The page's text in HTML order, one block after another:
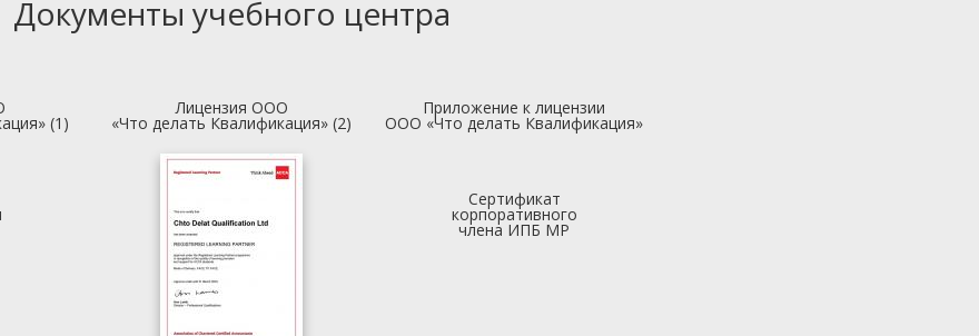
Документы учебного центра
(1)
Лицензия ООО
«Что делать Квалификация» (2)
Приложение к лицензии
ООО «Что делать Квалификация»
Сертификат
корпоративного
члена ИПБ МР